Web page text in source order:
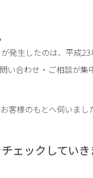
が発生したのは、平成
い合わせ・ご相談が
客様のもとへ伺いまし
ェックしていき